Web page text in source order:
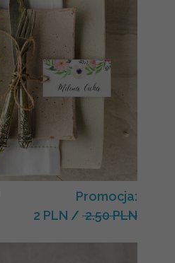
Promocja:
2 PLN / 2.50 PLN